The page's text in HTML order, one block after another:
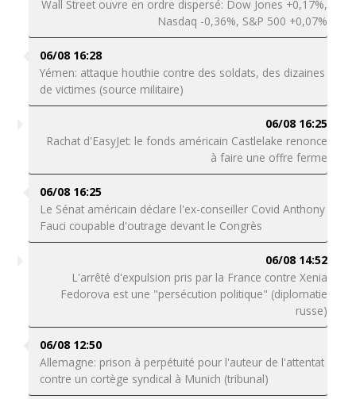
Wall Street ouvre en ordre dispersé: Dow Jones +0,17%,
Nasdaq -0,36%, S&P 500 +0,07%
06/08 16:28
Yémen: attaque houthie contre des soldats, des dizaines
de victimes (source militaire)
06/08 16:25
Rachat d'EasyJet: le fonds américain Castlelake renonce
à faire une offre ferme
06/08 16:25
Le Sénat américain déclare l'ex-conseiller Covid Anthony
Fauci coupable d'outrage devant le Congrès
06/08 14:52
L'arrêté d'expulsion pris par la France contre Xenia
Fedorova est une "persécution politique" (diplomatie
russe)
06/08 12:50
Allemagne: prison à perpétuité pour l'auteur de l'attentat
contre un cortège syndical à Munich (tribunal)